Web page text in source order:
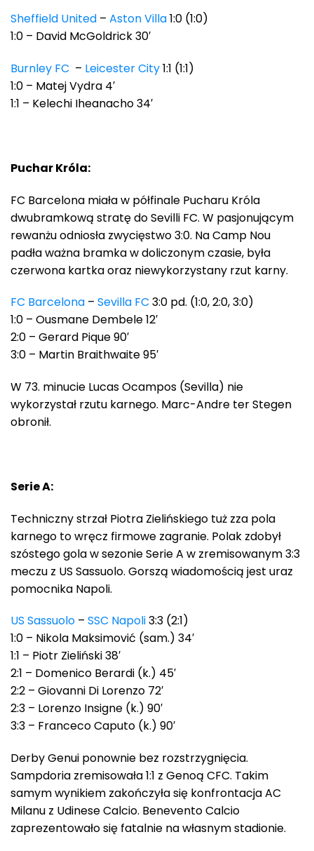
Sheffield United – Aston Villa1:0 (1:0)
1:0 – David McGoldrick 30′
Burnley FC – Leicester City1:1 (1:1)
1:0 – Matej Vydra 4′
1:1 – Kelechi Iheanacho 34′
Puchar Króla:
FC Barcelona miała w półfinale Pucharu Króla
dwubramkową stratę do Sevilli FC. W pasjonującym
rewanżu odniosła zwycięstwo 3:0. Na Camp Nou
padła ważna bramka w doliczonym czasie, była
czerwona kartka oraz niewykorzystany rzut karny.
FC Barcelona – Sevilla FC 3:0 pd. (1:0, 2:0, 3:0)
1:0 – Ousmane Dembele 12′
2:0 – Gerard Pique 90′
3:0 – Martin Braithwaite 95′
W 73. minucie Lucas Ocampos (Sevilla) nie
wykorzystał rzutu karnego. Marc-Andre ter Stegen
obronił.
Serie A:
Techniczny strzał Piotra Zielińskiego tuż zza pola
karnego to wręcz firmowe zagranie. Polak zdobył
szóstego gola w sezonie Serie A w zremisowanym 3:3
meczu z US Sassuolo. Gorszą wiadomością jest uraz
pomocnika Napoli.
US Sassuolo – SSC Napoli3:3 (2:1)
1:0 – Nikola Maksimović (sam.) 34′
1:1 – Piotr Zieliński 38′
2:1 – Domenico Berardi (k.) 45′
2:2 – Giovanni Di Lorenzo 72′
2:3 – Lorenzo Insigne (k.) 90′
3:3 – Franceco Caputo (k.) 90′
Derby Genui ponownie bez rozstrzygnięcia.
Sampdoria zremisowała 1:1 z Genoą CFC. Takim
samym wynikiem zakończyła się konfrontacja AC
Milanu z Udinese Calcio. Benevento Calcio
zaprezentowało się fatalnie na własnym stadionie.